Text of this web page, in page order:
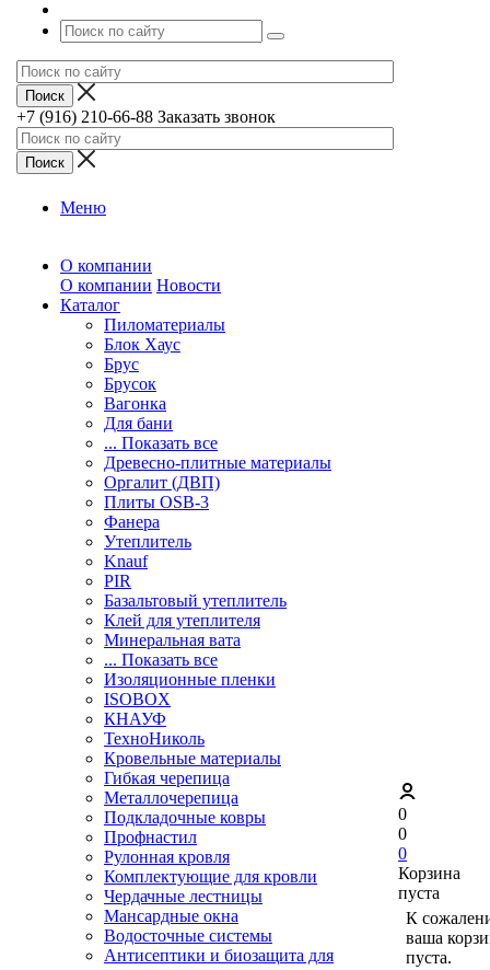
+7 (916) 210-66-88 Заказать звонок
Меню
О компании
О компании Новости
Каталог
Пиломатериалы
Блок Хаус
Брус
Брусок
Вагонка
Для бани
... Показать все
Древесно-плитные материалы
Оргалит (ДВП)
Плиты OSB-3
Фанера
Утеплитель
Knauf
PIR
Базальтовый утеплитель
Клей для утеплителя
Минеральная вата
... Показать все
Изоляционные пленки
ISOBOX
КНАУФ
ТехноНиколь
Кровельные материалы
Гибкая черепица
Металлочерепица
Подкладочные ковры
Профнастил
Рулонная кровля
Комплектующие для кровли
Чердачные лестницы
Мансардные окна
Водосточные системы
Антисептики и биозащита для
0
0
0
Корзина
пуста
К
ваша
пуста.